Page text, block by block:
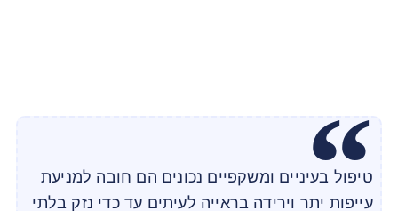
טיפול בעיניים ומשקפיים נכונים הם חובה למניעת
עייפות יתר וירידה בראייה לעיתים עד כדי נזק בלתי